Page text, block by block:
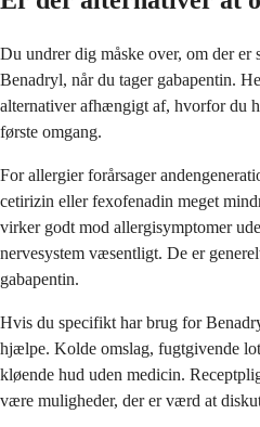
Du undrer dig måske over, om der er
Benadryl, når du tager gabapentin.
alternativer afhængigt af, hvorfor du
første omgang.
For allergier forårsager
cetirizin eller fexofenadin meget
virker godt mod allergisymptomer
nervesystem væsentligt. De er
gabapentin.
Hvis du specifikt har brug for
hjælpe. Kolde omslag, fugtgivende
kløende hud uden medicin.
være muligheder, der er værd at